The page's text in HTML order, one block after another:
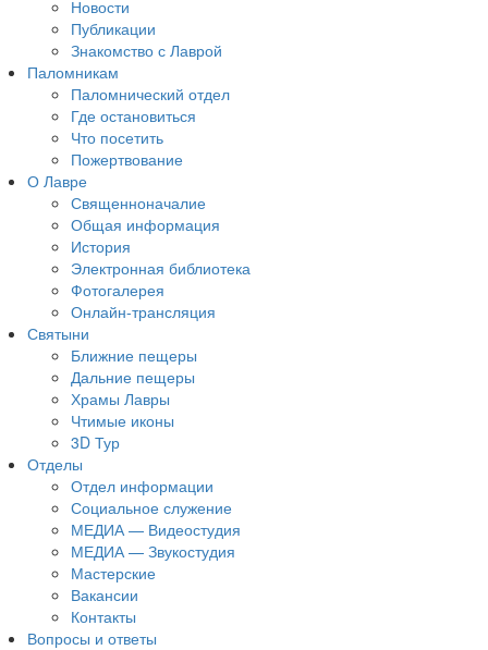
Новости
Публикации
Знакомство с Лаврой
Паломникам
Паломнический отдел
Где остановиться
Что посетить
Пожертвование
О Лавре
Священноначалие
Общая информация
История
Электронная библиотека
Фотогалерея
Онлайн-трансляция
Святыни
Ближние пещеры
Дальние пещеры
Храмы Лавры
Чтимые иконы
3D Тур
Отделы
Отдел информации
Социальное служение
МЕДИА — Видеостудия
МЕДИА — Звукостудия
Мастерские
Вакансии
Контакты
Вопросы и ответы